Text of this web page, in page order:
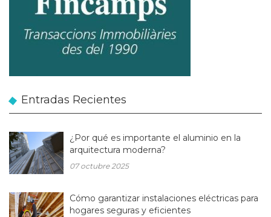
Entradas Recientes
¿Por qué es importante el aluminio en la
arquitectura moderna?
07 octubre 2025
Cómo garantizar instalaciones eléctricas para
hogares seguras y eficientes